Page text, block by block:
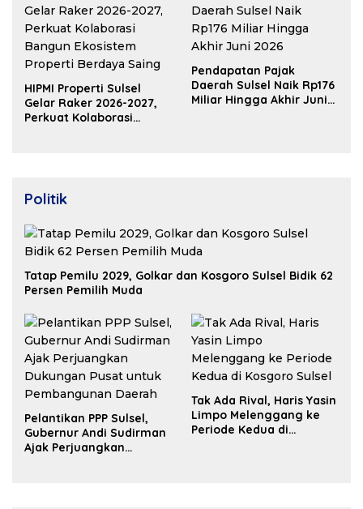
HIPMI Properti Sulsel
Gelar Raker 2026-2027,
Perkuat Kolaborasi
Pendapatan Pajak
Daerah Sulsel Naik Rp176
Miliar Hingga Akhir Juni
Politik
Tatap Pemilu 2029, Golkar dan Kosgoro Sulsel Bidik 62
Persen Pemilih Muda
Pelantikan PPP Sulsel,
Gubernur Andi Sudirman
Ajak Perjuangkan
Tak Ada Rival, Haris Yasin
Limpo Melenggang ke
Periode Kedua di